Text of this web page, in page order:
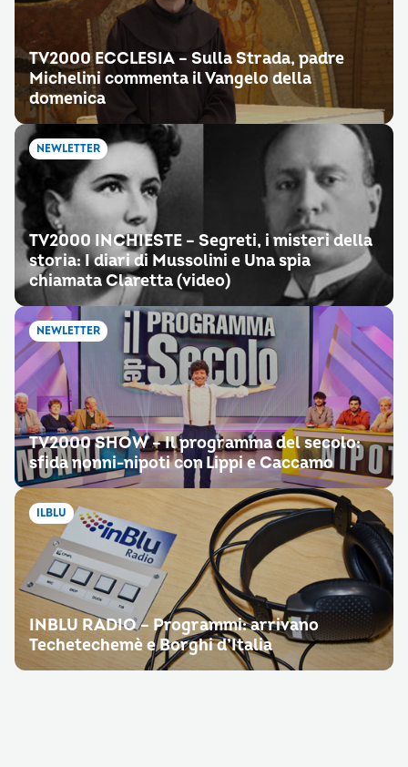
TV2000 ECCLESIA – Sulla Strada, padre
Michelini commenta il Vangelo della
domenica
NEWLETTER
TV2000 INCHIESTE – Segreti, i misteri della
storia: I diari di Mussolini e Una spia
chiamata Claretta (video)
NEWLETTER
TV2000 SHOW – Il programma del secolo:
sfida nonni-nipoti con Lippi e Caccamo
ILBLU
INBLU RADIO – Programmi: arrivano
Techetechemè e Borghi d’Italia